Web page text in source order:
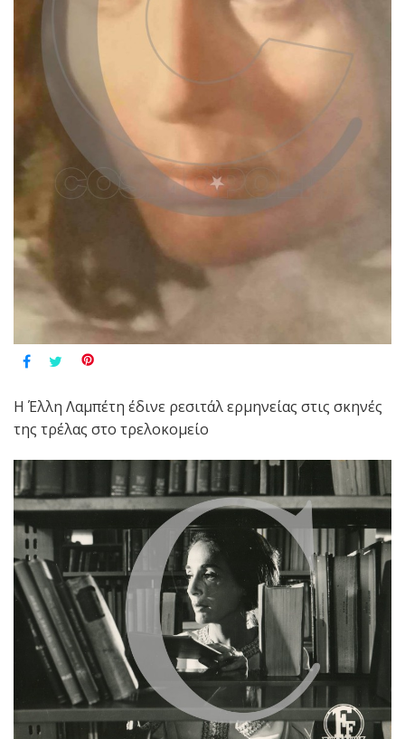
Η Έλλη Λαμπέτη έδινε ρεσιτάλ ερμηνείας στις σκηνές
της τρέλας στο τρελοκομείο